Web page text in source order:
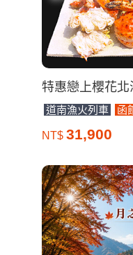
特惠戀上櫻花北
道南漁火列車 函
NT$ 31,900